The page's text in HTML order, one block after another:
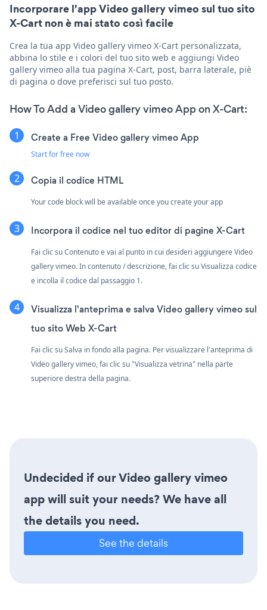
Incorporare l'app Video gallery vimeo sul tuo sito
X-Cart non è mai stato così facile
Crea la tua app Video gallery vimeo X-Cart personalizzata,
abbina lo stile e i colori del tuo sito web e aggiungi Video
gallery vimeo alla tua pagina X-Cart, post, barra laterale, piè
di pagina o dove preferisci sul tuo posto.
How To Add a Video gallery vimeo App on X-Cart:
Create a Free Video gallery vimeo App
Start for free now
Copia il codice HTML
Your code block will be available once you create your app
Incorpora il codice nel tuo editor di pagine X-Cart
Fai clic su Contenuto e vai al punto in cui desideri aggiungere Video
gallery vimeo. In contenuto / descrizione, fai clic su Visualizza codice
e incolla il codice dal passaggio 1.
Visualizza l'anteprima e salva Video gallery vimeo sul
tuo sito Web X-Cart
Fai clic su Salva in fondo alla pagina. Per visualizzare l'anteprima di
Video gallery vimeo, fai clic su "Visualizza vetrina" nella parte
superiore destra della pagina.
Undecided if our Video gallery vimeo
app will suit your needs? We have all
the details you need.
See the details